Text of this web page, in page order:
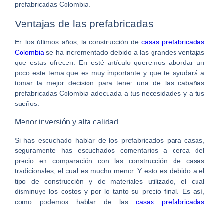
prefabricadas Colombia
Ventajas de las prefabricadas
En los últimos años, la construcción decasas prefabricadas
Colombia se ha incrementado debido a las grandes ventajas
que estas ofrecen. En esté artículo queremos abordar un
poco este tema que es muy importante y que te ayudará a
tomar la mejor decisión para tener una de las cabañas
prefabricadas Colombia adecuada a tus necesidades y a tus
sueños.
Menor inversión y alta calidad
Si has escuchado hablar de los prefabricados para casas,
seguramente has escuchados comentarios a cerca del
precio en comparación con las construcción de casas
tradicionales, el cual es mucho menor. Y esto es debido a el
tipo de construcción y de materiales utilizado, el cual
disminuye los costos y por lo tanto su precio final. Es así,
como podemos hablar de lascasas prefabricadas